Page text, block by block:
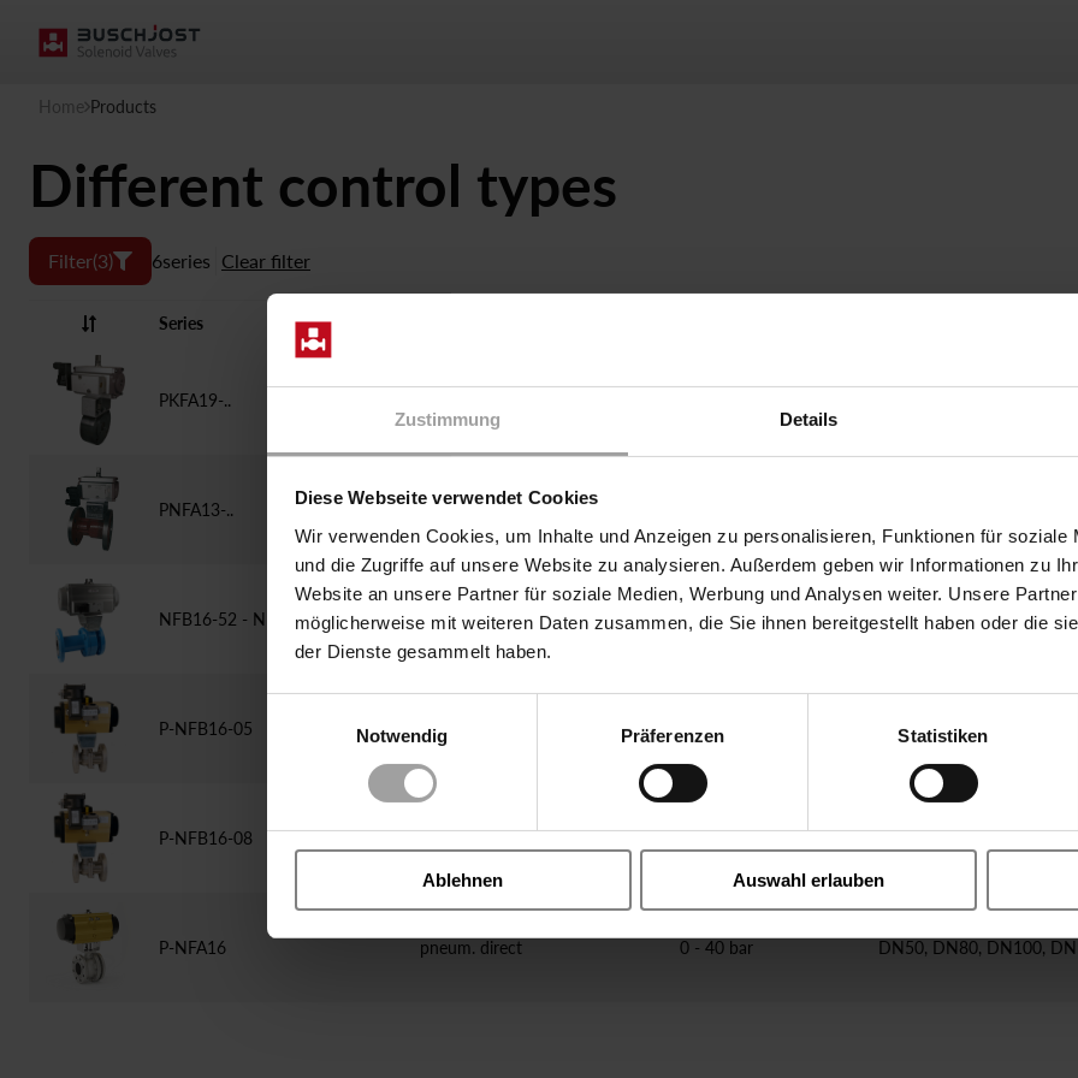
Zustimmung Details
Diese Webseite verwendet Cookies
Wir verwenden Cookies, um Inhalte und Anzeigen zu personalisieren, Funktionen für soziale
und die Zugriffe auf unsere Website zu analysieren. Außerdem geben wir Informationen zu
Website an unsere Partner für soziale Medien, Werbung und Analysen weiter. Unsere
möglicherweise mit weiteren Daten zusammen, die Sie ihnen bereitgestellt haben oder die
der Dienste gesammelt haben.
Notwendig
Präferenzen Statistiken
Ablehnen Auswahl erlauben
Home Products
Different control types
Filter(3) 6series Clear filter
Series
PKFA19-..
PNFA13-.. pneum. direct
NFB16-52 - NFB16-59 pneum. direct manually 0 - 40 bar DN15, DN80
P-NFB16-05 pneum. direct 0 - 40 bar
DN40, DN50, DN65,
P-NFB16-08 pneum. direct 0 - 40 bar
DN40, DN50, DN65,
P-NFA16 pneum. direct 0 - 40 bar DN50, DN80, DN100,